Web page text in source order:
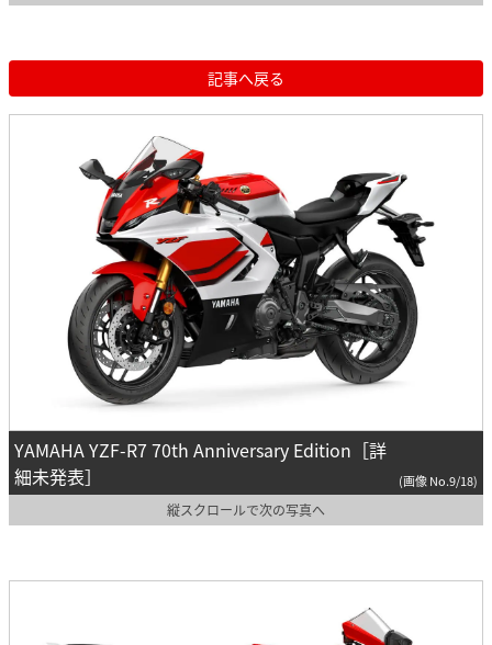
記事へ戻る
YAMAHA YZF-R7 70th Anniversary Edition［詳
細未発表］
(画像 No.9/18)
縦スクロールで次の写真へ